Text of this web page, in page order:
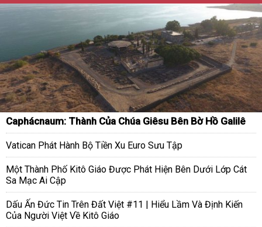
Caphácnaum: Thành Của Chúa Giêsu Bên Bờ Hồ Galilê
Vatican Phát Hành Bộ Tiền Xu Euro Sưu Tập
Một Thành Phố Kitô Giáo Được Phát Hiện Bên Dưới Lớp Cát
Sa Mạc Ai Cập
Dấu Ấn Đức Tin Trên Đất Việt #11 | Hiểu Lầm Và Định Kiến
Của Người Việt Về Kitô Giáo